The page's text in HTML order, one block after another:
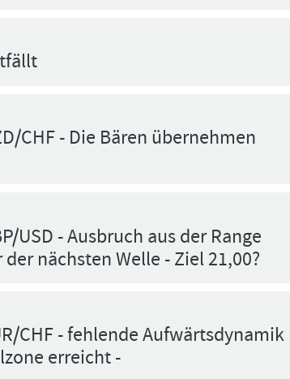
CHF - Die Bären übernehmen
USD - Ausbruch aus der Range
nächsten Welle - Ziel 21,00?
CHF - fehlende Aufwärtsdynamik
erreicht -